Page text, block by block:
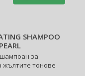
SHAMPOO
за
жълтите тонове